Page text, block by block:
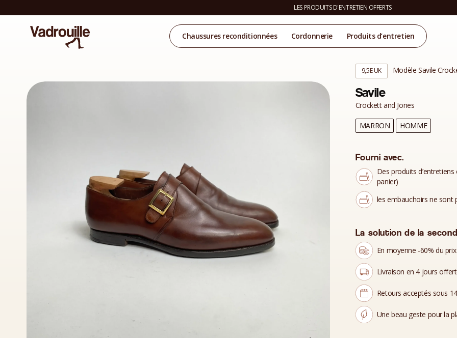
LES PRODUITS D'ENTRETIEN OFFERTS
Chaussures reconditionnées Cordonnerie Produits d’entretien
9,5E UK Modèle Savile
Savile
Crockett and Jones
MARRON HOMME
Fourni avec.
Des produits
panier)
les embauchoirs ne sont
La solution de la
En moyenne -60% du
Livraison en 4 jours
Retours acceptés sous
Une beau geste pour la